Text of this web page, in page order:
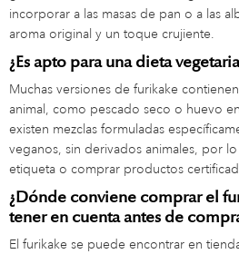
incorporar a las masas de pan o a las
aroma original y un toque crujiente.
¿Es apto para una dieta
Muchas versiones de furikake
animal, como pescado seco o huevo
existen mezclas formuladas
veganos, sin derivados animales, por
etiqueta o comprar productos
¿Dónde conviene comprar el
tener en cuenta antes de
El furikake se puede encontrar en